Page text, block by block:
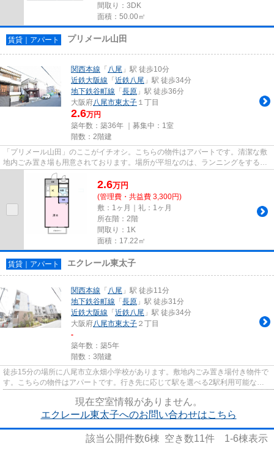
間取り：3DK
面積：50.00㎡
賃貸｜アパート プリメール山田
関西本線 「 八尾 」駅 徒歩10分
近鉄大阪線 「近鉄八尾 」駅 徒歩34分
地下鉄谷町線 「長原 」駅 徒歩36分
大阪府八尾市東太子 １丁目
2.6万円
築年数：築36年 ｜募集中： 1室
階数：2階建
「プリメール山田」のここがイチオシ。こちらの物件はアパートです。清潔な敷
地内ごみ置き場も用意されております。場所が平坦なのは、ランニングをする上
で抑えたいポイントですね。...
2.6万円
(管理費・共益費 3,300円)
敷：1ヶ月｜礼：1ヶ月
所在階：2階
間取り：1K
面積：17.22㎡
賃貸｜アパート エクレール東太子
関西本線 「 八尾 」駅 徒歩11分
地下鉄谷町線 「長原 」駅 徒歩31分
近鉄大阪線 「近鉄八尾 」駅 徒歩34分
大阪府八尾市東太子 ２丁目
-
築年数：築5年
階数：3階建
徒歩15分の場所に八尾市立永畑小学校があります。敷地内ごみ置き場付き物件で
す。こちらの物件はアパートです。行き先に応じて駅を選べる2駅利用可能な物
件です。八尾市エリアにある賃...
現在空室情報がありません。
エクレール東太子へのお問い合わせはこちら
該当公開件数6棟 空き数11件 1-6棟表示